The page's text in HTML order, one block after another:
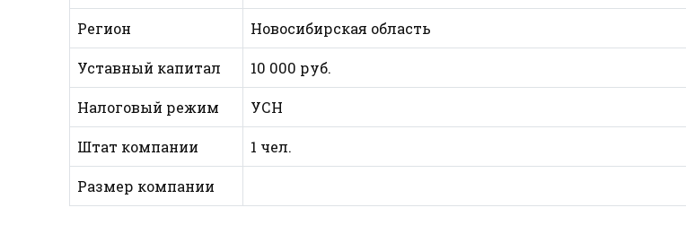
Регион Новосибирская область
Уставный капитал 10 000 руб.
Налоговый режим УСН
Штат компании 1 чел.
Размер компании